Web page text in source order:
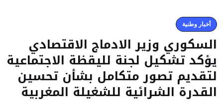
أخبار وطنية
السكوري وزير الادماج الاقتصادي
يؤكد تشكيل لجنة لليقظة الاجتماعية
لتقديم تصور متكامل بشأن تحسين
القدرة الشرائية للشغيلة المغربية